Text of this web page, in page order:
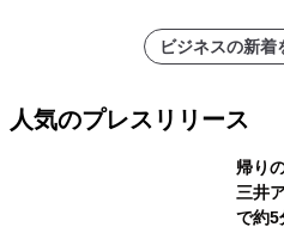
ビジネスの新着
人気のプレスリリース
帰り
三井
で約